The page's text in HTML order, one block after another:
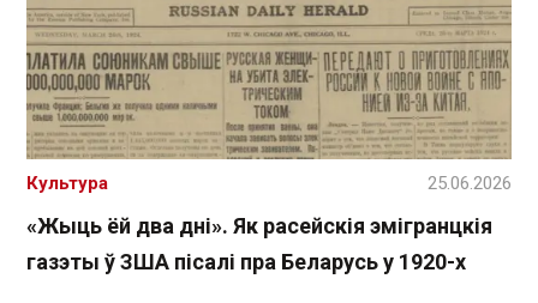
«Жыць ёй два дні». Як расейскія эмігранцкія
газэты ў ЗША пісалі пра Беларусь у 1920-х
Культура 25.06.2026